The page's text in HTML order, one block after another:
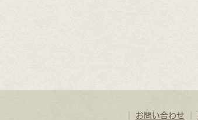
お問い合わせ